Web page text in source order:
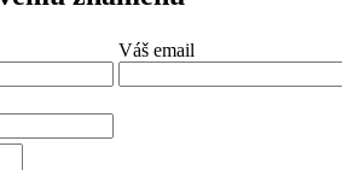
Váš email